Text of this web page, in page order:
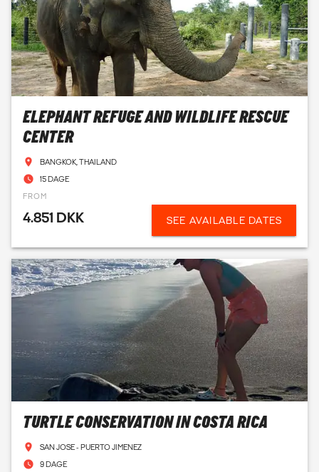
ELEPHANT REFUGE AND WILDLIFE RESCUE
CENTER
BANGKOK, THAILAND
15 DAGE
FROM
4.851 DKK SEE AVAILABLE DATES
TURTLE CONSERVATION IN COSTA RICA
SAN JOSE - PUERTO JIMENEZ
9 DAGE